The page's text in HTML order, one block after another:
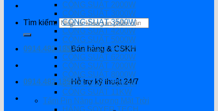
Tìm kiếm:
0914.482.135Bán hàng & CSKH
0914.482.135Hỗ trợ kỹ thuật 24/7
CÔNG SUẤT 2000W
CÔNG SUẤT 3000W
CÔNG SUẤT 3500W
CÔNG SUẤT 4200W
CÔNG SUẤT 5000W
CÔNG SUẤT 5500W
CÔNG SUẤT 6200W
CÔNG SUẤT 7000W
CÔNG SUẤT 8000W
CÔNG SUẤT 8200W
CÔNG SUẤT 11KW
Tấm Pin Năng Lượng Mặt Trời
HÃNG SOYER TECH